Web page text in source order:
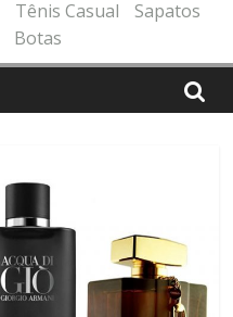
Tênis Casual
Sapatos
Botas